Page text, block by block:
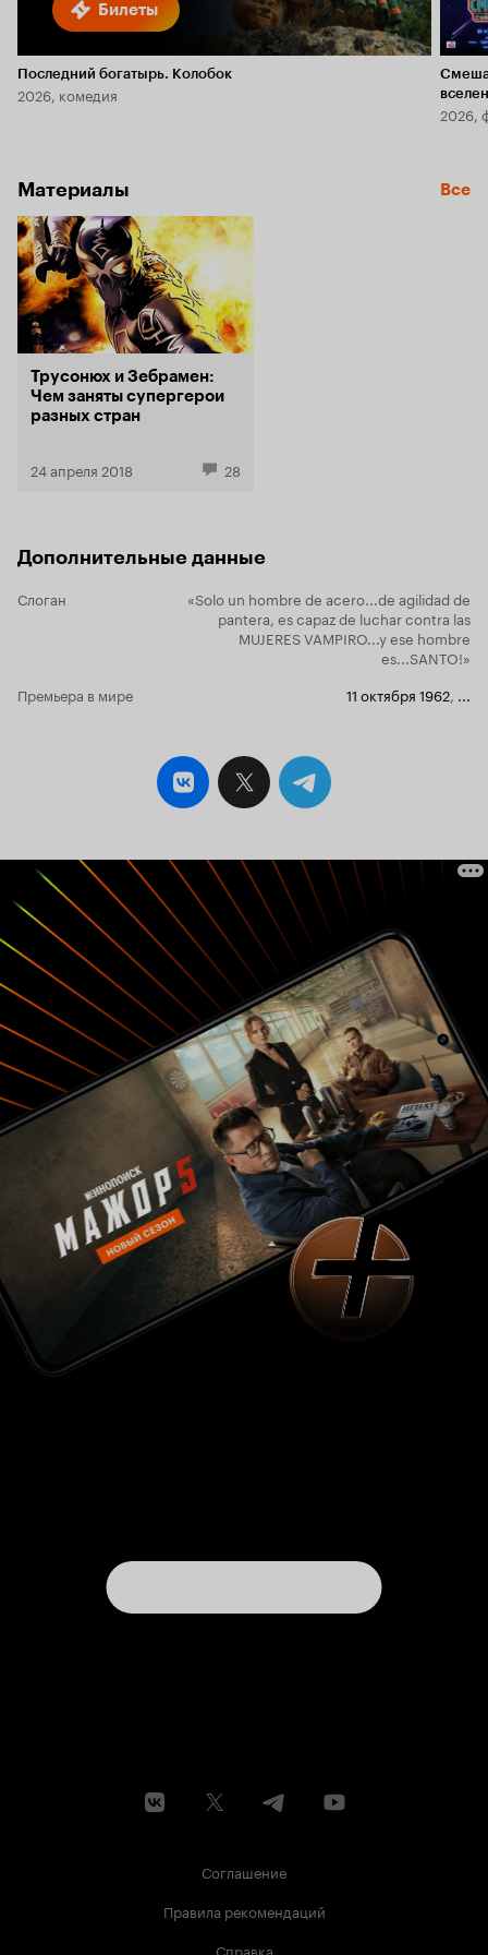
Билеты
Последний богатырь. Колобок
2026, комедия
2026,
Материалы Все
Трусонюх и Зебрамен:
Чем заняты супергерои
разных стран
24 апреля 2018 28
Дополнительные данные
Слоган
«Solo un hombre de acero...de agilidad de
pantera, es capaz de luchar contra las
MUJERES VAMPIRO...y ese hombre
es...SANTO!»
Премьера в мире
11 октября 1962, ...
Соглашение
Правила рекомендаций
Справка